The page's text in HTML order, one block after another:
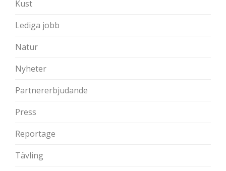
Kust
Lediga jobb
Natur
Nyheter
Partnererbjudande
Press
Reportage
Tävling